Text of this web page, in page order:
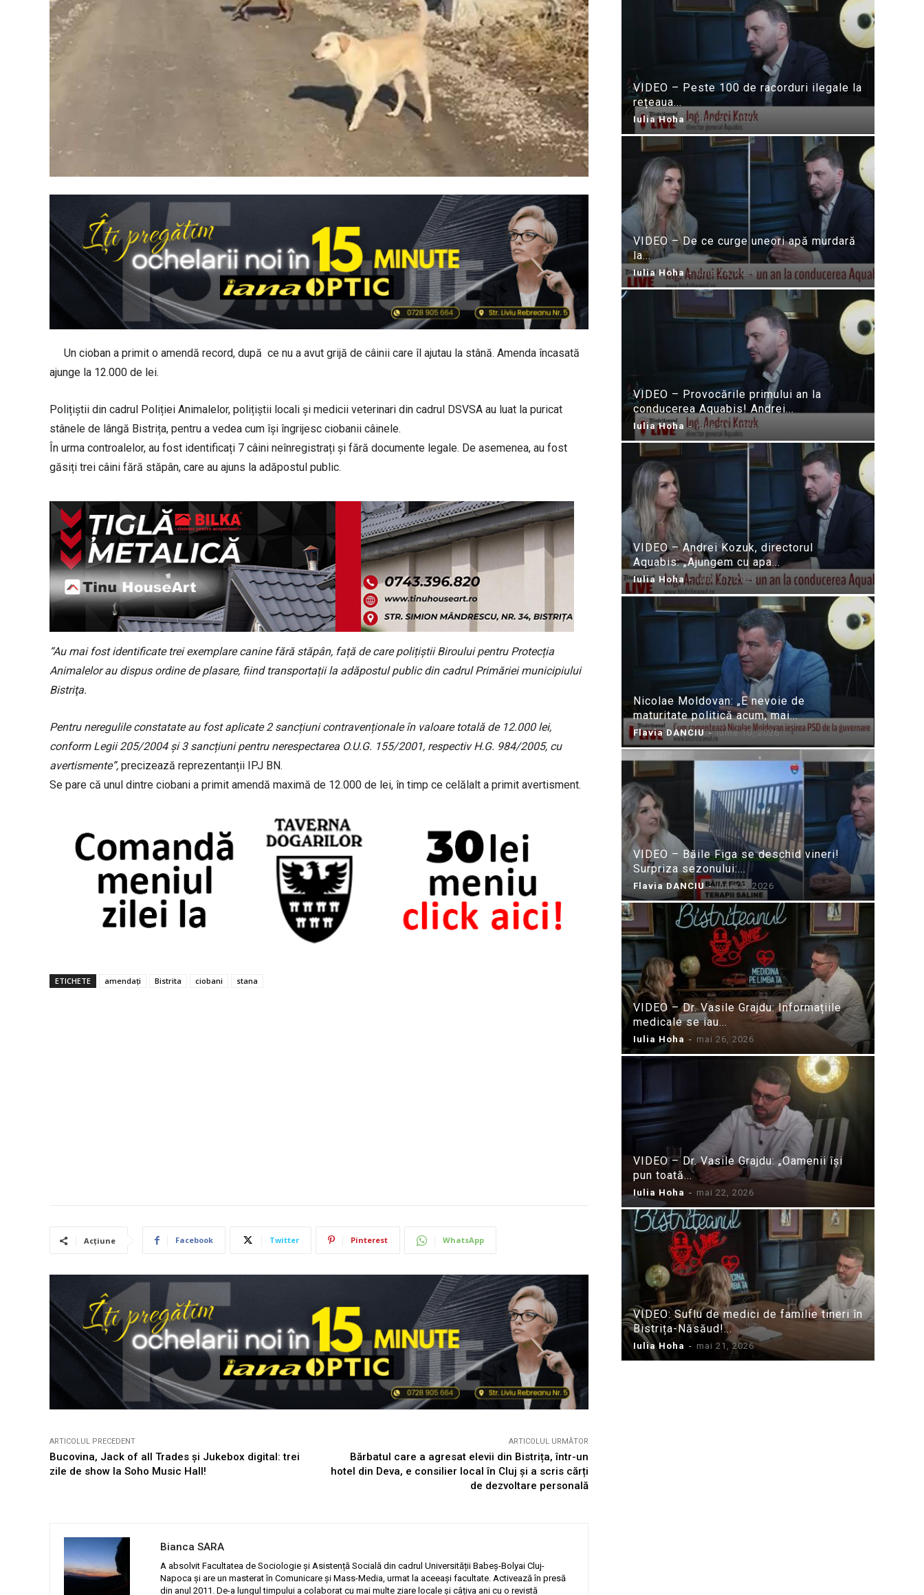
Un cioban a primit o amendă record, după ce nu a avut grijă de câinii care îl ajutau la stână. Amenda încasată
ajunge la 12.000 de lei.
Polițiștii din cadrul Poliției Animalelor, polițiștii locali și medicii veterinari din cadrul DSVSA au luat la puricat
stânele de lângă Bistrița, pentru a vedea cum își îngrijesc ciobanii câinele.
În urma controalelor, au fost identificați 7 câini neînregistrați și fără documente legale. De asemenea, au fost
găsiți trei câini fără stăpân, care au ajuns la adăpostul public.
“Au mai fost identificate trei exemplare canine fără stăpân, față de care polițiștii Biroului pentru Protecția
Animalelor au dispus ordine de plasare, fiind transportații la adăpostul public din cadrul Primăriei municipiului
Bistriţa.
Pentru neregulile constatate au fost aplicate 2 sancțiuni contravenționale în valoare totală de 12.000 lei,
conform Legii 205/2004 și 3 sancțiuni pentru nerespectarea O.U.G. 155/2001, respectiv H.G. 984/2005, cu
avertismente”, precizează reprezentanții IPJ BN.
Se pare că unul dintre ciobani a primit amendă maximă de 12.000 de lei, în timp ce celălalt a primit avertisment.
ETICHETE amendați Bistrita ciobani stana
Acțiune Facebook Twitter Pinterest WhatsApp
ARTICOLUL PRECEDENT
Bucovina, Jack of all Trades și Jukebox digital: trei
zile de show la Soho Music Hall!
ARTICOLUL URMĂTOR
Bărbatul care a agresat elevii din Bistrița, într-un
hotel din Deva, e consilier local în Cluj și a scris cărți
de dezvoltare personală
Bianca SARA
A absolvit Facultatea de Sociologie și Asistență Socială din cadrul Universității Babeș-Bolyai Cluj-
Napoca și are un masterat în Comunicare și Mass-Media, urmat la aceeași facultate. Activează în presă
din anul 2011. De-a lungul timpului a colaborat cu mai multe ziare locale și câțiva ani cu o revistă
VIDEO – Peste 100 de racorduri ilegale la
rețeaua...
Iulia Hoha - iulie 31, 2026
VIDEO – De ce curge uneori apă murdară
la...
Iulia Hoha - iulie 24, 2026
VIDEO – Provocările primului an la
conducerea Aquabis! Andrei...
Iulia Hoha - iulie 21, 2026
VIDEO – Andrei Kozuk, directorul
Aquabis: „Ajungem cu apa...
Iulia Hoha - iulie 21, 2026
Nicolae Moldovan: „E nevoie de
maturitate politică acum, mai...
Flavia DANCIU - iunie 10, 2026
VIDEO – Băile Figa se deschid vineri!
Surpriza sezonului:...
Flavia DANCIU - iunie 9, 2026
VIDEO – Dr. Vasile Grajdu: Informațiile
medicale se iau...
Iulia Hoha - mai 26, 2026
VIDEO – Dr. Vasile Grajdu: „Oamenii își
pun toată...
Iulia Hoha - mai 22, 2026
VIDEO: Suflu de medici de familie tineri în
Bistrița-Năsăud!...
Iulia Hoha - mai 21, 2026